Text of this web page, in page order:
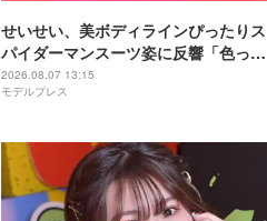
せいせい、美ボディラインぴったりス
パイダーマンスーツ姿に反響「色っぽ
すぎる」「スタイル女神」の声
2026.08.07 13:15
モデルプレス